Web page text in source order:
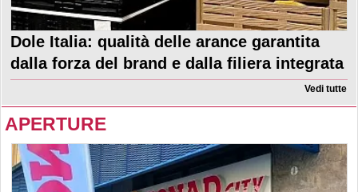
Dole Italia: qualità delle arance garantita
dalla forza del brand e dalla filiera integrata
Vedi tutte
APERTURE